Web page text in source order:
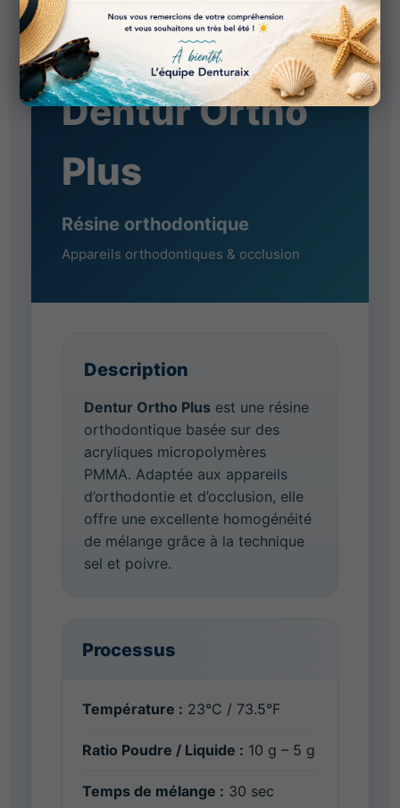
FICHE TECHNIQUE
Dentur Ortho
Plus
Résine orthodontique
Appareils orthodontiques & occlusion
Description
Dentur Ortho Plus est une résine
orthodontique basée sur des
acryliques micropolymères
PMMA. Adaptée aux appareils
d’orthodontie et d’occlusion, elle
offre une excellente homogénéité
de mélange grâce à la technique
sel et poivre.
Processus
Température : 23°C / 73.5°F
Ratio Poudre / Liquide : 10 g – 5 g
Temps de mélange : 30 sec